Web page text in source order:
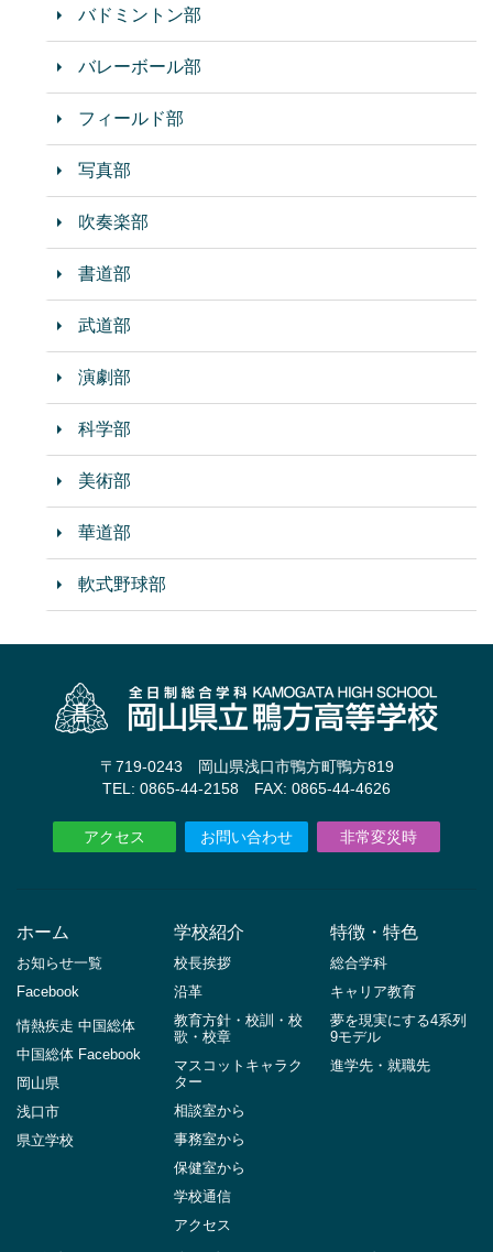
バドミントン部
バレーボール部
フィールド部
写真部
吹奏楽部
書道部
武道部
演劇部
科学部
美術部
華道部
軟式野球部
〒719-0243 岡山県浅口市鴨方町鴨方819
TEL: 0865-44-2158 FAX: 0865-44-4626
アクセス お問い合わせ 非常変災時
ホーム
お知らせ一覧
Facebook
情熱疾走 中国総体
中国総体 Facebook
岡山県
浅口市
県立学校
学校紹介
校長挨拶
沿革
教育方針・校訓・校
歌・校章
マスコットキャラク
ター
相談室から
事務室から
保健室から
学校通信
アクセス
特徴・特色
総合学科
キャリア教育
夢を現実にする4系列
9モデル
進学先・就職先